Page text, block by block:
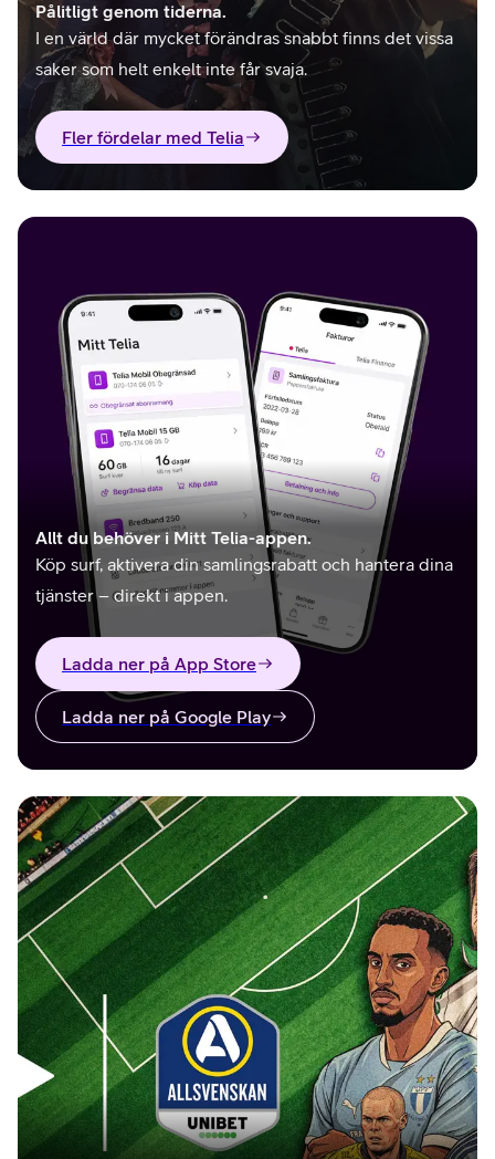
Pålitligt genom tiderna.
I en värld där mycket förändras snabbt finns det vissa
saker som helt enkelt inte får svaja.
Fler fördelar med Telia
Allt du behöver i Mitt Telia-appen.
Köp surf, aktivera din samlingsrabatt och hantera dina
tjänster – direkt i appen.
Ladda ner på App Store
Ladda ner på Google Play